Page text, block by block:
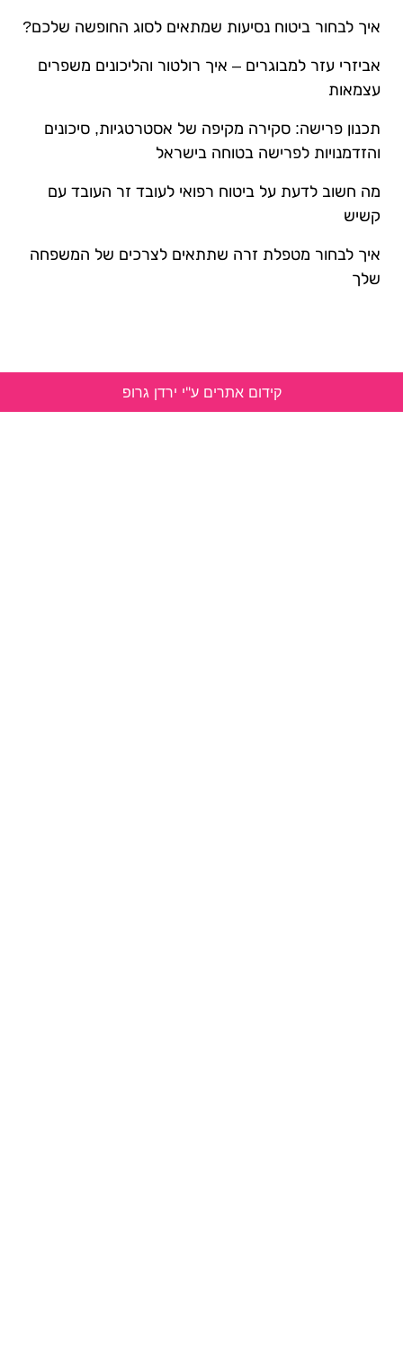
איך לבחור ביטוח נסיעות שמתאים לסוג החופשה שלכם?
אביזרי עזר למבוגרים – איך רולטור והליכונים משפרים
עצמאות
תכנון פרישה: סקירה מקיפה של אסטרטגיות, סיכונים
והזדמנויות לפרישה בטוחה בישראל
מה חשוב לדעת על ביטוח רפואי לעובד זר העובד עם
קשיש
איך לבחור מטפלת זרה שתתאים לצרכים של המשפחה
שלך
קידום אתרים ע"י ירדן גרופ